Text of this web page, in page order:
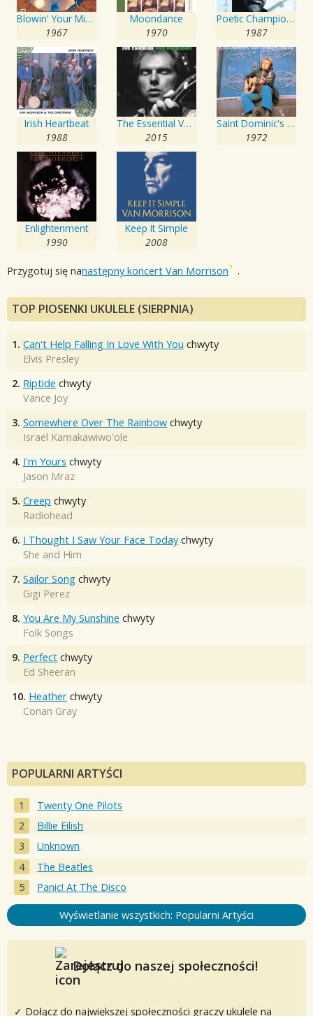
Blowin' Your Mind!
1967
Moondance
1970
Poetic Champions Compose
1987
Irish Heartbeat
1988
The Essential Van Morrison
2015
Saint Dominic's Preview
1972
Enlightenment
1990
Keep It Simple
2008
Przygotuj się nanastępny koncert Van Morrison .
TOP PIOSENKI UKULELE (SIERPNIA)
1. Can't Help Falling In Love With You chwyty
Elvis Presley
2. Riptide chwyty
Vance Joy
3. Somewhere Over The Rainbow chwyty
Israel Kamakawiwo'ole
4. I'm Yours chwyty
Jason Mraz
5. Creep chwyty
Radiohead
6. I Thought I Saw Your Face Today chwyty
She and Him
7. Sailor Song chwyty
Gigi Perez
8. You Are My Sunshine chwyty
Folk Songs
9. Perfect chwyty
Ed Sheeran
10. Heather chwyty
Conan Gray
POPULARNI ARTYŚCI
Twenty One Pilots
Billie Eilish
Unknown
The Beatles
Panic! At The Disco
Wyświetlanie wszystkich: Popularni Artyści
Dołącz do naszej społeczności!
✓ Dołącz do największej społeczności graczy ukulele na